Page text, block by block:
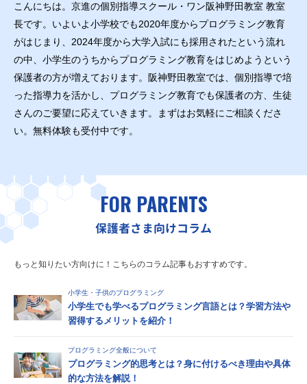
こんにちは。京進の個別指導スクール・ワン阪神野田教室 教室
長です。いよいよ小学校でも2020年度からプログラミング教育
がはじまり、2024年度から大学入試にも採用されたという流れ
の中、小学生のうちからプログラミング教育をはじめようという
保護者の方が増えております。阪神野田教室では、個別指導で培
った指導力を活かし、プログラミング教育でも保護者の方、生徒
さんのご要望に応えていきます。まずはお気軽にご相談くださ
い。無料体験も受付中です。
FOR PARENTS
保護者さま向けコラム
もっと知りたい方向けに！こちらのコラム記事もおすすめです。
小学生・子供のプログラミング
小学生でも学べるプログラミング言語とは？学習方法や
習得するメリットを紹介！
プログラミング全般について
プログラミング的思考とは？身に付けるべき理由や具体
的な方法を解説！